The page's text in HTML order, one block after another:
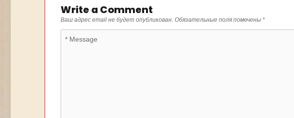
Write a Comment
Ваш адрес email не будет опубликован. Обязательные поля помечены *